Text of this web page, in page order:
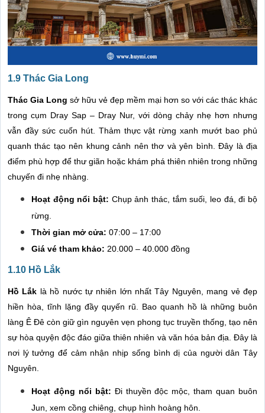
1.9 Thác Gia Long
Thác Gia Long sở hữu vẻ đẹp mềm mại hơn so với các thác khác
trong cụm Dray Sap – Dray Nur, với dòng chảy nhẹ hơn nhưng
vẫn đầy sức cuốn hút. Thảm thực vật rừng xanh mướt bao phủ
quanh thác tạo nên khung cảnh nên thơ và yên bình. Đây là địa
điểm phù hợp để thư giãn hoặc khám phá thiên nhiên trong những
chuyến đi nhẹ nhàng.
Hoạt động nổi bật: Chụp ảnh thác, tắm suối, leo đá, đi bộ
rừng.
Thời gian mở cửa: 07:00 – 17:00
Giá vé tham khảo: 20.000 – 40.000 đồng
1.10 Hồ Lắk
Hồ Lắk là hồ nước tự nhiên lớn nhất Tây Nguyên, mang vẻ đẹp
hiền hòa, tĩnh lặng đầy quyến rũ. Bao quanh hồ là những buôn
làng Ê Đê còn giữ gìn nguyên vẹn phong tục truyền thống, tạo nên
sự hòa quyện độc đáo giữa thiên nhiên và văn hóa bản địa. Đây là
nơi lý tưởng để cảm nhận nhịp sống bình dị của người dân Tây
Nguyên.
Hoạt động nổi bật: Đi thuyền độc mộc, tham quan buôn
Jun, xem cồng chiêng, chụp hình hoàng hôn.